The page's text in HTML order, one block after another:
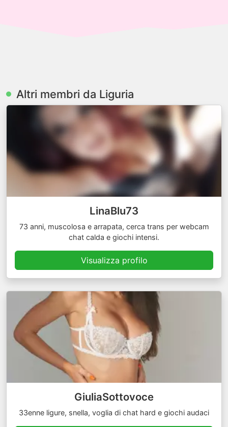
Altri membri da Liguria
LinaBlu73
73 anni, muscolosa e arrapata, cerca trans per webcam
chat calda e giochi intensi.
Visualizza profilo
GiuliaSottovoce
33enne ligure, snella, voglia di chat hard e giochi audaci